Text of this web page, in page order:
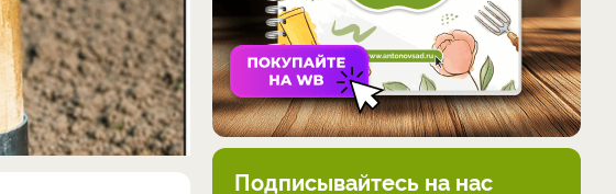
Подписывайтесь на нас